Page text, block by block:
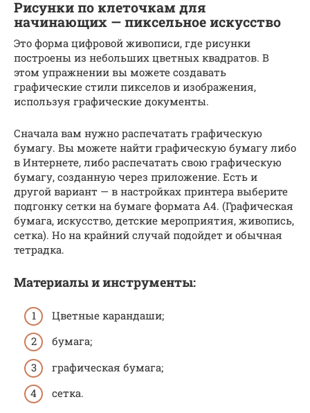
Рисунки по клеточкам для
начинающих — пиксельное искусство
Это форма цифровой живописи, где рисунки
построены из небольших цветных квадратов. В
этом упражнении вы можете создавать
графические стили пикселов и изображения,
используя графические документы.
Сначала вам нужно распечатать графическую
бумагу. Вы можете найти графическую бумагу либо
в Интернете, либо распечатать свою графическую
бумагу, созданную через приложение. Есть и
другой вариант — в настройках принтера выберите
подгонку сетки на бумаге формата А4. (Графическая
бумага, искусство, детские мероприятия, живопись,
сетка). Но на крайний случай подойдет и обычная
тетрадка.
Материалы и инструменты:
Цветные карандаши;
бумага;
графическая бумага;
сетка.